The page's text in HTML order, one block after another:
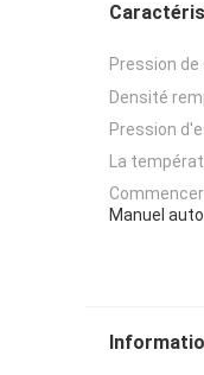
Pression
Densité
Pression
La
Manuel